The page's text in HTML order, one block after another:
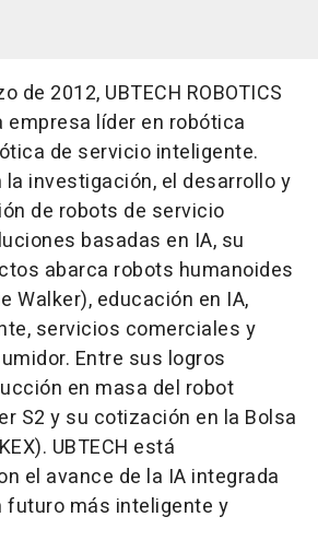
de 2012, UBTECH ROBOTICS
empresa líder en robótica
de servicio inteligente.
investigación, el desarrollo y
de robots de servicio
basadas en IA, su
abarca robots humanoides
Walker), educación en IA,
servicios comerciales y
Entre sus logros
en masa del robot
S2 y su cotización en la Bolsa
UBTECH está
el avance de la IA integrada
futuro más inteligente y